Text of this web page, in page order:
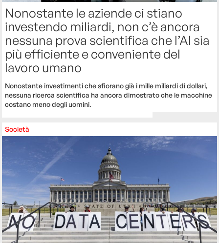
Nonostante le aziende ci stiano
investendo miliardi, non c’è ancora
nessuna prova scientifica che l’AI sia
più efficiente e conveniente del
lavoro umano
Nonostante investimenti che sfiorano già i mille miliardi di dollari,
nessuna ricerca scientifica ha ancora dimostrato che le macchine
costano meno degli uomini.
Società